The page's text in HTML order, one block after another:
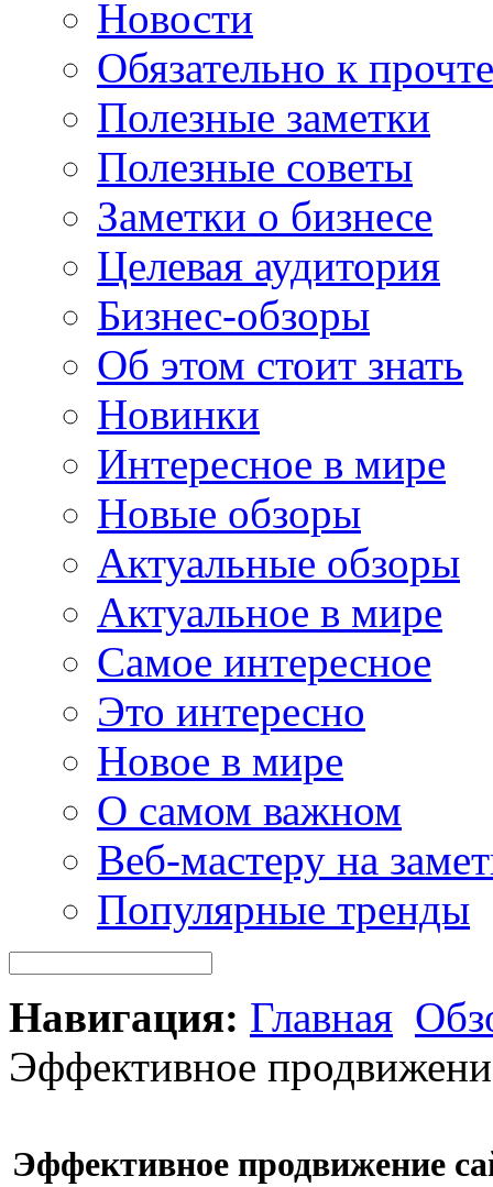
Новости
Обязательно к
Полезные заметки
Полезные советы
Заметки о бизнесе
Целевая аудитория
Бизнес-обзоры
Об этом стоит знать
Новинки
Интересное в мире
Новые обзоры
Актуальные обзоры
Актуальное в мире
Самое интересное
Это интересно
Новое в мире
О самом важном
Веб-мастеру на
Популярные тренды
Навигация: Главная
Эффективное
Эффективное продвижение